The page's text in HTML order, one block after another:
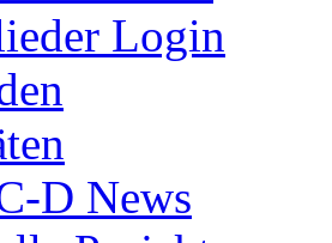
Login
D News